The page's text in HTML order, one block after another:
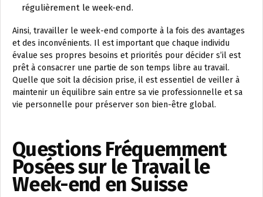
régulièrement le week-end.
Ainsi, travailler le week-end comporte à la fois des avantages
et des inconvénients. Il est important que chaque individu
évalue ses propres besoins et priorités pour décider s’il est
prêt à consacrer une partie de son temps libre au travail.
Quelle que soit la décision prise, il est essentiel de veiller à
maintenir un équilibre sain entre sa vie professionnelle et sa
vie personnelle pour préserver son bien-être global.
Questions Fréquemment
Posées sur le Travail le
Week-end en Suisse